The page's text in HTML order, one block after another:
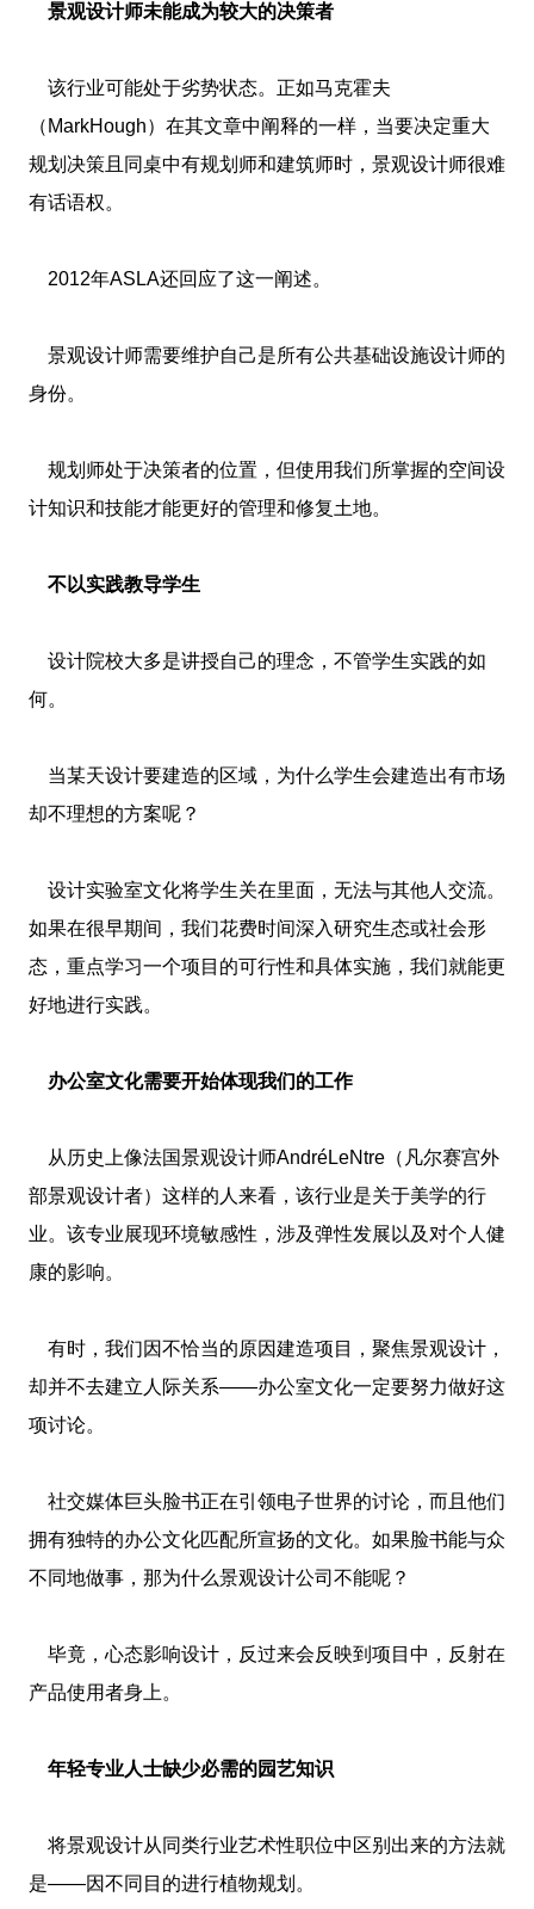
景观设计师未能成为较大的决策者
该行业可能处于劣势状态。正如马克霍夫
（MarkHough）在其文章中阐释的一样，当要决定重大
规划决策且同桌中有规划师和建筑师时，景观设计师很难
有话语权。
2012年ASLA还回应了这一阐述。
景观设计师需要维护自己是所有公共基础设施设计师的
身份。
规划师处于决策者的位置，但使用我们所掌握的空间设
计知识和技能才能更好的管理和修复土地。
不以实践教导学生
设计院校大多是讲授自己的理念，不管学生实践的如
何。
当某天设计要建造的区域，为什么学生会建造出有市场
却不理想的方案呢？
设计实验室文化将学生关在里面，无法与其他人交流。
如果在很早期间，我们花费时间深入研究生态或社会形
态，重点学习一个项目的可行性和具体实施，我们就能更
好地进行实践。
办公室文化需要开始体现我们的工作
从历史上像法国景观设计师AndréLeNtre（凡尔赛宫外
部景观设计者）这样的人来看，该行业是关于美学的行
业。该专业展现环境敏感性，涉及弹性发展以及对个人健
康的影响。
有时，我们因不恰当的原因建造项目，聚焦景观设计，
却并不去建立人际关系——办公室文化一定要努力做好这
项讨论。
社交媒体巨头脸书正在引领电子世界的讨论，而且他们
拥有独特的办公文化匹配所宣扬的文化。如果脸书能与众
不同地做事，那为什么景观设计公司不能呢？
毕竟，心态影响设计，反过来会反映到项目中，反射在
产品使用者身上。
年轻专业人士缺少必需的园艺知识
将景观设计从同类行业艺术性职位中区别出来的方法就
是——因不同目的进行植物规划。